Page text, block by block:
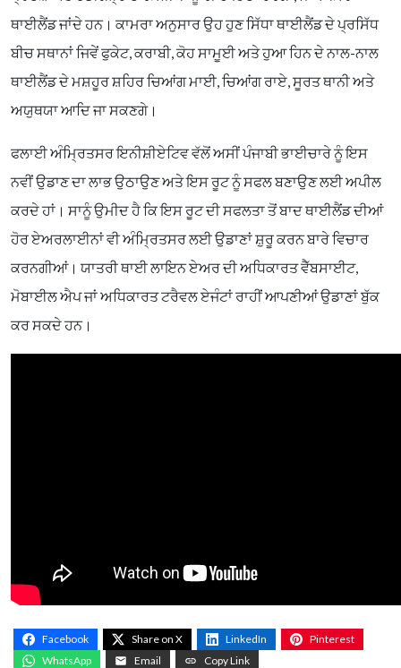
ਥਾਈਲੈਂਡ ਜਾਂਦੇ ਹਨ। ਕਾਮਰਾ ਅਨੁਸਾਰ ਉਹ ਹੁਣ ਸਿੱਧਾ ਥਾਈਲੈਂਡ ਦੇ ਪ੍ਰਸਿੱਧ
ਬੀਚ ਸਥਾਨਾਂ ਜਿਵੇਂ ਫੁਕੇਟ, ਕਰਾਬੀ, ਕੋਹ ਸਾਮੂਈ ਅਤੇ ਹੁਆ ਹਿਨ ਦੇ ਨਾਲ-ਨਾਲ
ਥਾਈਲੈਂਡ ਦੇ ਮਸ਼ਹੂਰ ਸ਼ਹਿਰ ਚਿਆਂਗ ਮਾਈ, ਚਿਆਂਗ ਰਾਏ, ਸੂਰਤ ਥਾਨੀ ਅਤੇ
ਅਯੁਥਯਾ ਆਦਿ ਜਾ ਸਕਣਗੇ।
ਫਲਾਈ ਅੰਮ੍ਰਿਤਸਰ ਇਨੀਸ਼ੀਏਟਿਵ ਵੱਲੋਂ ਅਸੀਂ ਪੰਜਾਬੀ ਭਾਈਚਾਰੇ ਨੂੰ ਇਸ
ਨਵੀਂ ਉਡਾਣ ਦਾ ਲਾਭ ਉਠਾਉਣ ਅਤੇ ਇਸ ਰੂਟ ਨੂੰ ਸਫਲ ਬਣਾਉਣ ਲਈ ਅਪੀਲ
ਕਰਦੇ ਹਾਂ। ਸਾਨੂੰ ਉਮੀਦ ਹੈ ਕਿ ਇਸ ਰੂਟ ਦੀ ਸਫਲਤਾ ਤੋਂ ਬਾਦ ਥਾਈਲੈਂਡ ਦੀਆਂ
ਹੋਰ ਏਅਰਲਾਈਨਾਂ ਵੀ ਅੰਮ੍ਰਿਤਸਰ ਲਈ ਉਡਾਣਾਂ ਸ਼ੁਰੂ ਕਰਨ ਬਾਰੇ ਵਿਚਾਰ
ਕਰਨਗੀਆਂ। ਯਾਤਰੀ ਥਾਈ ਲਾਇਨ ਏਅਰ ਦੀ ਅਧਿਕਾਰਤ ਵੈੱਬਸਾਈਟ,
ਮੋਬਾਈਲ ਐਪ ਜਾਂ ਅਧਿਕਾਰਤ ਟਰੈਵਲ ਏਜੰਟਾਂ ਰਾਹੀਂ ਆਪਣੀਆਂ ਉਡਾਣਾਂ ਬੁੱਕ
ਕਰ ਸਕਦੇ ਹਨ।
Facebook Share on X LinkedIn
Pinterest
WhatsApp
Email Copy Link